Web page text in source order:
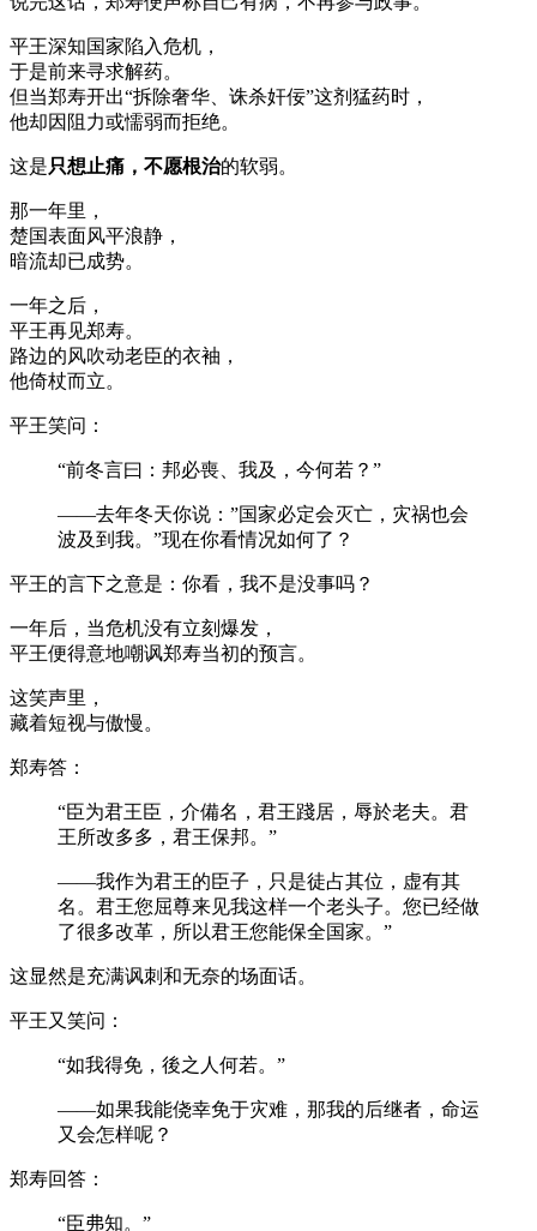
平王深知国家陷入危机，
于是前来寻求解药。
但当郑寿开出“拆除奢华、诛杀奸佞”这剂猛药时，
他却因阻力或懦弱而拒绝。
这是只想止痛，不愿根治的软弱。
那一年里，
楚国表面风平浪静，
暗流却已成势。
一年之后，
平王再见郑寿。
路边的风吹动老臣的衣袖，
他倚杖而立。
平王笑问：
“前冬言曰：邦必喪、我及，今何若？”
——去年冬天你说：”国家必定会灭亡，灾祸也会
波及到我。”现在你看情况如何了？
平王的言下之意是：你看，我不是没事吗？
一年后，当危机没有立刻爆发，
平王便得意地嘲讽郑寿当初的预言。
这笑声里，
藏着短视与傲慢。
郑寿答：
“臣为君王臣，介備名，君王踐居，辱於老夫。君
王所改多多，君王保邦。”
——我作为君王的臣子，只是徒占其位，虚有其
名。君王您屈尊来见我这样一个老头子。您已经做
了很多改革，所以君王您能保全国家。”
这显然是充满讽刺和无奈的场面话。
平王又笑问：
“如我得免，後之人何若。”
——如果我能侥幸免于灾难，那我的后继者，命运
又会怎样呢？
郑寿回答：
“臣弗知。”